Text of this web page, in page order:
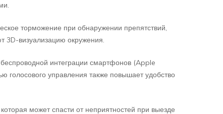
торможение при обнаружении препятствий,
3D-визуализацию окружения.
интеграции смартфонов (Apple
управления также повышает удобство
может спасти от неприятностей при выезде